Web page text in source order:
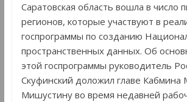
Саратовская область вошла в число
регионов, которые участвуют в
госпрограммы по созданию
пространственных данных. Об
этой госпрограммы руководитель
Скуфинский доложил главе Кабмина
Мишустину во время недавней